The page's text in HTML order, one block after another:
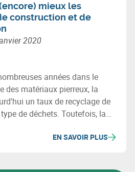
mieux les
construction et de
2020
années dans le
des matériaux pierreux, la
un taux de recyclage de
de déchets. Toutefois, la
les autres matériaux, et
EN SAVOIR PLUS